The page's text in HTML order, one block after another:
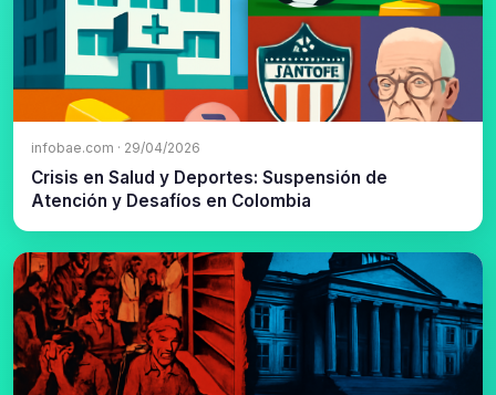
infobae.com · 29/04/2026
Crisis en Salud y Deportes: Suspensión de
Atención y Desafíos en Colombia